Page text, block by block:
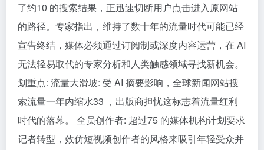
了约10 的搜索结果，正迅速切断用户点击进入原网站
的路径。专家指出，维持了数十年的流量时代可能已经
宣告终结，媒体必须通过订阅制或深度内容运营，在 AI
无法轻易取代的专家分析和人类触感领域寻找新机会。
划重点: 流量大滑坡: 受 AI 摘要影响，全球新闻网站搜
索流量一年内缩水33 ，出版商担忧这标志着流量红利
时代的落幕。 全员创作者: 超过75 的媒体机构计划要求
记者转型，效仿短视频创作者的风格来吸引年轻受众并